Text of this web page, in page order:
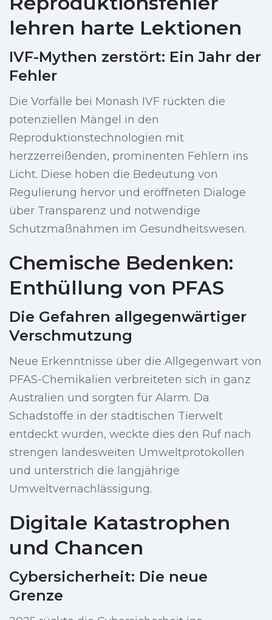
lehren harte Lektionen
IVF-Mythen zerstört: Ein Jahr der
Fehler
Die Vorfälle bei Monash IVF rückten die
potenziellen Mängel in den
Reproduktionstechnologien mit
herzzerreißenden, prominenten Fehlern ins
Licht. Diese hoben die Bedeutung von
Regulierung hervor und eröffneten Dialoge
über Transparenz und notwendige
Schutzmaßnahmen im Gesundheitswesen.
Chemische Bedenken:
Enthüllung von PFAS
Die Gefahren allgegenwärtiger
Verschmutzung
Neue Erkenntnisse über die Allgegenwart von
PFAS-Chemikalien verbreiteten sich in ganz
Australien und sorgten für Alarm. Da
Schadstoffe in der städtischen Tierwelt
entdeckt wurden, weckte dies den Ruf nach
strengen landesweiten Umweltprotokollen
und unterstrich die langjährige
Umweltvernachlässigung.
Digitale Katastrophen
und Chancen
Cybersicherheit: Die neue
Grenze